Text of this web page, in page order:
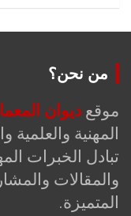
من نحن؟
موقع ديوان
المهنية
تبادل الخبرات
والمقالات
المتميزة.